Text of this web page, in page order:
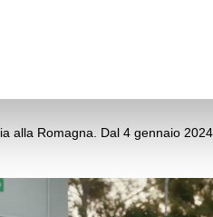
Accorsi
alla Romagna. Dal 4 gennaio